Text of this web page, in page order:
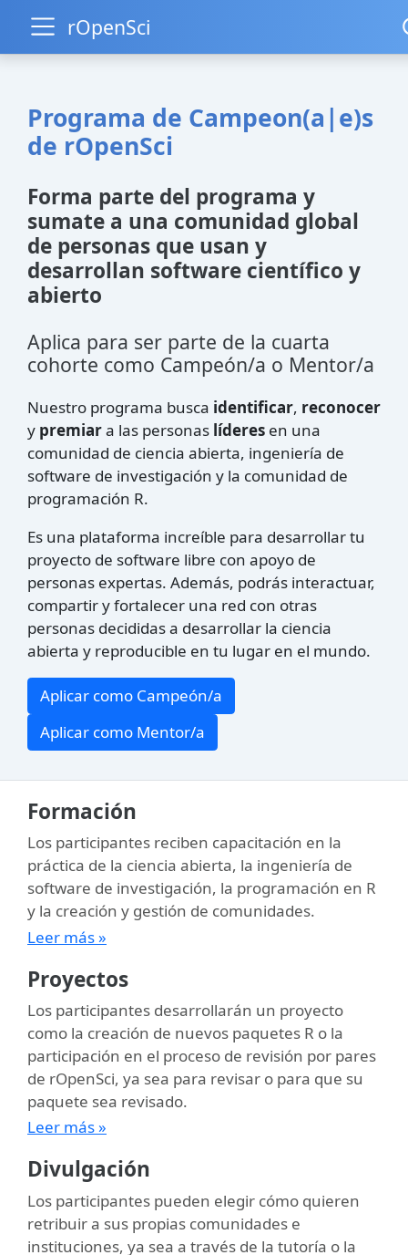
rOpenSci
Programa de Campeon(a|e)s
de rOpenSci
Forma parte del programa y
sumate a una comunidad global
de personas que usan y
desarrollan software científico y
abierto
Aplica para ser parte de la cuarta
cohorte como Campeón/a o Mentor/a
Nuestro programa busca identificar, reconocer
y premiara las personas líderes en una
comunidad de ciencia abierta, ingeniería de
software de investigación y la comunidad de
programación R.
Es una plataforma increíble para desarrollar tu
proyecto de software libre con apoyo de
personas expertas. Además, podrás interactuar,
compartir y fortalecer una red con otras
personas decididas a desarrollar la ciencia
abierta y reproducible en tu lugar en el mundo.
Aplicar como Campeón/a
Aplicar como Mentor/a
Formación
Los participantes reciben capacitación en la
práctica de la ciencia abierta, la ingeniería de
software de investigación, la programación en R
y la creación y gestión de comunidades.
Leer más »
Proyectos
Los participantes desarrollarán un proyecto
como la creación de nuevos paquetes R o la
participación en el proceso de revisión por pares
de rOpenSci, ya sea para revisar o para que su
paquete sea revisado.
Leer más »
Divulgación
Los participantes pueden elegir cómo quieren
retribuir a sus propias comunidades e
instituciones, ya sea a través de la tutoría o la